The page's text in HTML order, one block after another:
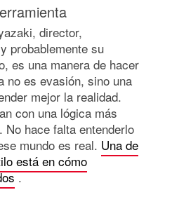
director,
probablemente su
es una manera de hacer
no es evasión, sino una
mejor la realidad.
con una lógica más
hace falta entenderlo
mundo es real. Una de
está en cómo
.